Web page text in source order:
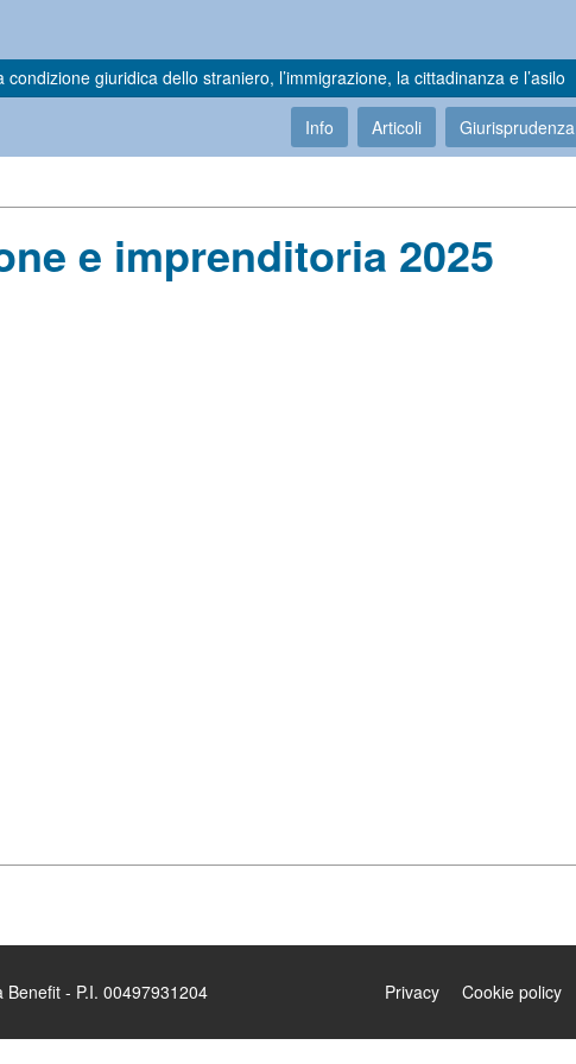
giuridica dello straniero, l’immigrazione, la cittadinanza e l’asilo
Info Articoli Giurisprudenza
e imprenditoria 2025
- P.I. 00497931204 Privacy Cookie policy